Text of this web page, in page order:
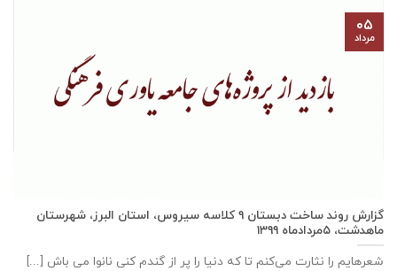
گزارش روند ساخت دبستان ٩ كلاسه سيروس، استان البرز، شهرستان
ماهدشت، ۵مردادماه ۱۳۹۹
شعرهایم را نثارت می‌کنم تا که دنیا را پر از گندم کنی نانوا می باش [...]
۰۵
مرداد